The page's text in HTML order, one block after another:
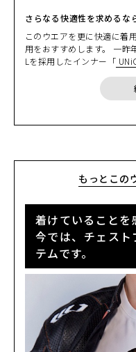
HYOD D3O® AIR CHEST
ワンピースタイプのD3O®
HYOD DYNAMIC PRO
とD3O®の2重構造。ワンラ
D3O® VIPER STEALTHバッ
ありながら、バックボーン
さらなる快適性を求めるな
このウエアを更に快適に着
用をおすすめします。 一昨
Lを採用したインナー「
い着圧感があり、かなり快
圧感が欲しい場合は「
です。UNiON COOLや
もっとこの
着けていることを
今では、チェスト
テムです。